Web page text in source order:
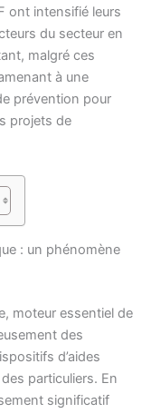
ont intensifié leurs
du secteur en
malgré ces
à une
prévention pour
projets de
: un phénomène
moteur essentiel de
des
d’aides
particuliers. En
significatif